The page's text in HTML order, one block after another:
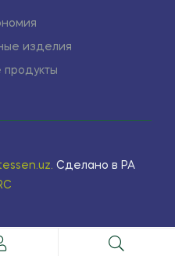
изделия
. Сделано в РА